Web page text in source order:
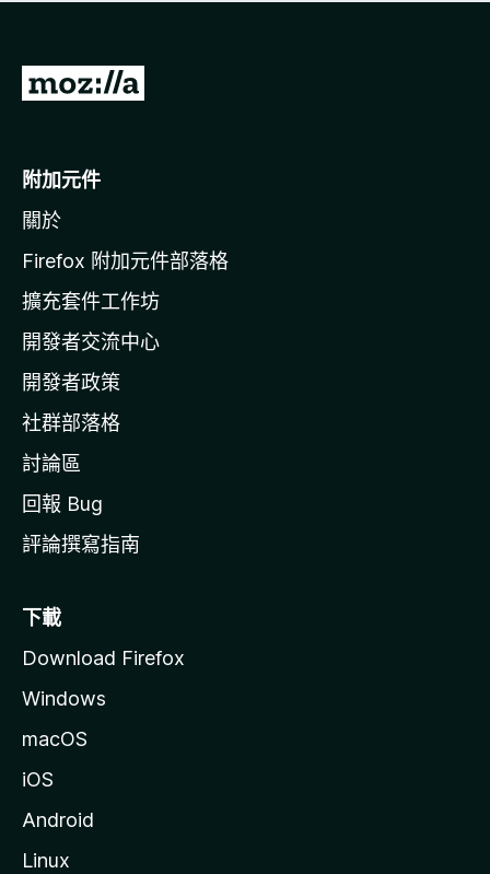
有
前
o
i
l
a
官
網
附加元件
關於
Firefox 附加元件部落格
擴充套件工作坊
開發者交流中心
開發者政策
社群部落格
討論區
回報 Bug
評論撰寫指南
下載
Download Firefox
Windows
macOS
iOS
Android
Linux